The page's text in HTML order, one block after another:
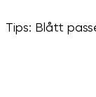
Tips: Blått